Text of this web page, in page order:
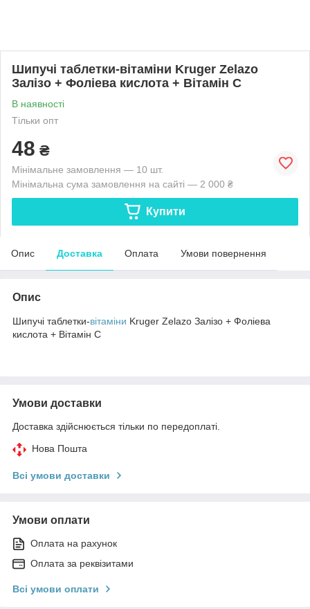
Шипучі таблетки-вітаміни Kruger Zelazo
Залізо + Фоліева кислота + Вітамін С
В наявності
Тільки опт
48 ₴
Мінімальне замовлення — 10 шт.
Мінімальна сума замовлення на сайті — 2 000 ₴
Купити
Опис Доставка Оплата Умови повернення
Опис
Шипучі таблетки-вітаміни Kruger Zelazo Залізо + Фоліева
кислота + Вітамін С
Умови доставки
Доставка здійснюється тільки по передоплаті.
Нова Пошта
Всі умови доставки
Умови оплати
Оплата на рахунок
Оплата за реквізитами
Всі умови оплати